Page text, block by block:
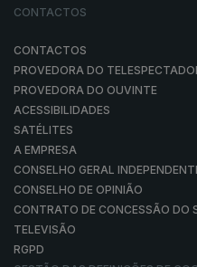
CONTACTOS
CONTACTOS
PROVEDORA DO
PROVEDORA DO OUVINTE
ACESSIBILIDADES
SATÉLITES
A EMPRESA
CONSELHO GERAL
CONSELHO DE OPINIÃO
CONTRATO DE CONCESSÃO DO
TELEVISÃO
RGPD